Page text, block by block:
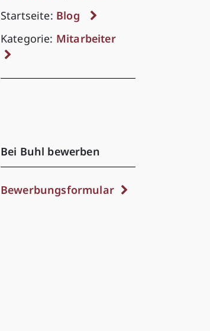
Startseite: Blog
Kategorie: Mitarbeiter
Bei Buhl bewerben
Bewerbungsformular